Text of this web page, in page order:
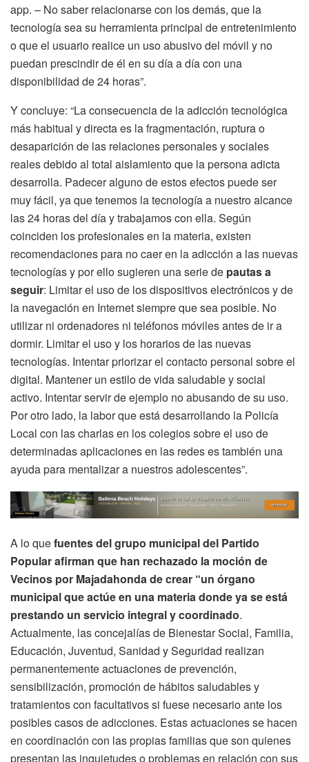
app. – No saber relacionarse con los demás, que la
tecnología sea su herramienta principal de entretenimiento
o que el usuario realice un uso abusivo del móvil y no
puedan prescindir de él en su día a día con una
disponibilidad de 24 horas”.
Y concluye: “La consecuencia de la adicción tecnológica
más habitual y directa es la fragmentación, ruptura o
desaparición de las relaciones personales y sociales
reales debido al total aislamiento que la persona adicta
desarrolla. Padecer alguno de estos efectos puede ser
muy fácil, ya que tenemos la tecnología a nuestro alcance
las 24 horas del día y trabajamos con ella. Según
coinciden los profesionales en la materia, existen
recomendaciones para no caer en la adicción a las nuevas
tecnologías y por ello sugieren una serie de pautas a
seguir: Limitar el uso de los dispositivos electrónicos y de
la navegación en Internet siempre que sea posible. No
utilizar ni ordenadores ni teléfonos móviles antes de ir a
dormir. Limitar el uso y los horarios de las nuevas
tecnologías. Intentar priorizar el contacto personal sobre el
digital. Mantener un estilo de vida saludable y social
activo. Intentar servir de ejemplo no abusando de su uso.
Por otro lado, la labor que está desarrollando la Policía
Local con las charlas en los colegios sobre el uso de
determinadas aplicaciones en las redes es también una
ayuda para mentalizar a nuestros adolescentes”.
A lo quefuentes del grupo municipal del Partido
Popular afirman que han rechazado la moción de
Vecinos por Majadahonda de crear “un órgano
municipal que actúe en una materia donde ya se está
prestando un servicio integral y coordinado.
Actualmente, las concejalías de Bienestar Social, Familia,
Educación, Juventud, Sanidad y Seguridad realizan
permanentemente actuaciones de prevención,
sensibilización, promoción de hábitos saludables y
tratamientos con facultativos si fuese necesario ante los
posibles casos de adicciones. Estas actuaciones se hacen
en coordinación con las propias familias que son quienes
presentan las inquietudes o problemas en relación con sus